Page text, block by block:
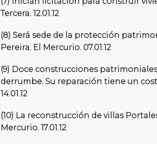
Tercera. 12.01.12
(8) Será sede de la protección
Pereira. El Mercurio. 07.01.12
(9) Doce construcciones
derrumbe. Su reparación tiene un
14.01.12
(10) La reconstrucción de villas
Mercurio. 17.01.12